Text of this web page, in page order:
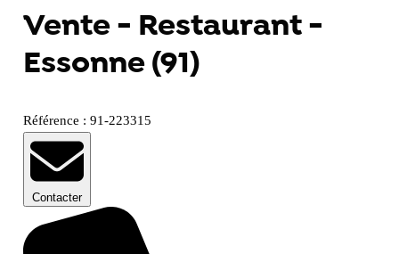
Vente - Restaurant -
Essonne (91)
Référence : 91-223315
Contacter